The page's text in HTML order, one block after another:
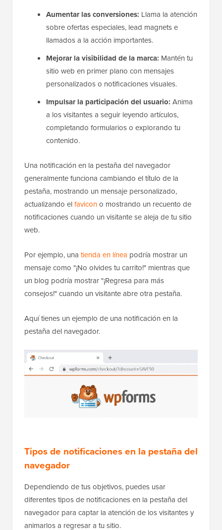
Aumentar las conversiones: Llama la atención
sobre ofertas especiales, lead magnets e
llamados a la acción importantes.
Mejorar la visibilidad de la marca: Mantén tu
sitio web en primer plano con mensajes
personalizados o notificaciones visuales.
Impulsar la participación del usuario: Anima
a los visitantes a seguir leyendo artículos,
completando formularios o explorando tu
contenido.
Una notificación en la pestaña del navegador
generalmente funciona cambiando el título de la
pestaña, mostrando un mensaje personalizado,
actualizando elfavicono mostrando un recuento de
notificaciones cuando un visitante se aleja de tu sitio
web.
Por ejemplo, una tienda en línea podría mostrar un
mensaje como "¡No olvides tu carrito!" mientras que
un blog podría mostrar "¡Regresa para más
consejos!" cuando un visitante abre otra pestaña.
Aquí tienes un ejemplo de una notificación en la
pestaña del navegador.
Tipos de notificaciones en la pestaña del
navegador
Dependiendo de tus objetivos, puedes usar
diferentes tipos de notificaciones en la pestaña del
navegador para captar la atención de los visitantes y
animarlos a regresar a tu sitio.